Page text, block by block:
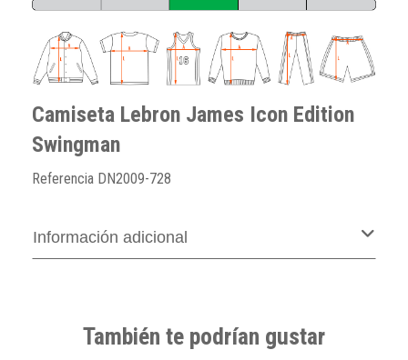
Camiseta Lebron James Icon Edition
Swingman
Referencia DN2009-728
Información adicional
También te podrían gustar